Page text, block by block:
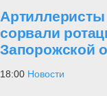
Артиллеристы
сорвали
Запорожской
18:00 Новости